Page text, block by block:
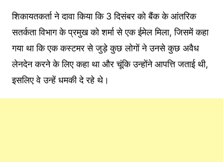
शिकायतकर्ता ने दावा किया कि 3 दिसंबर को बैंक के आंतरिक
सतर्कता विभाग के प्रमुख को शर्मा से एक ईमेल मिला, जिसमें कहा
गया था कि एक कस्टमर से जुड़े कुछ लोगों ने उनसे कुछ अवैध
लेनदेन करने के लिए कहा था और चूंकि उन्होंने आपत्ति जताई थी,
इसलिए वे उन्हें धमकी दे रहे थे।